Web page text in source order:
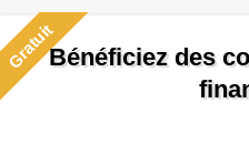
GratuitBénéficiez des